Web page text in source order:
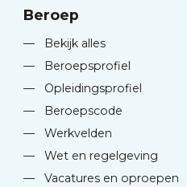
Beroep
—
Bekijk alles
—
Beroepsprofiel
—
Opleidingsprofiel
—
Beroepscode
—
Werkvelden
—
Wet en regelgeving
—
Vacatures en oproepen